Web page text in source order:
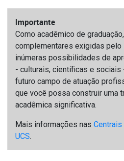
Importante
Como acadêmico de
complementares exigidas pelo
inúmeras possibilidades de
- culturais, científicas e sociais
futuro campo de atuação
que você possa construir uma
acadêmica significativa.
Mais informações nas
UCS.